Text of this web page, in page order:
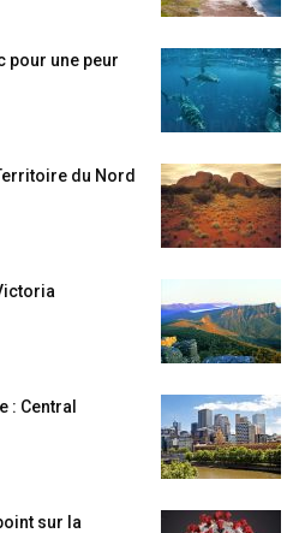
pour une peur
du Nord
: Central
sur la